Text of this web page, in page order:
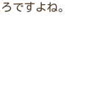
ですよね。